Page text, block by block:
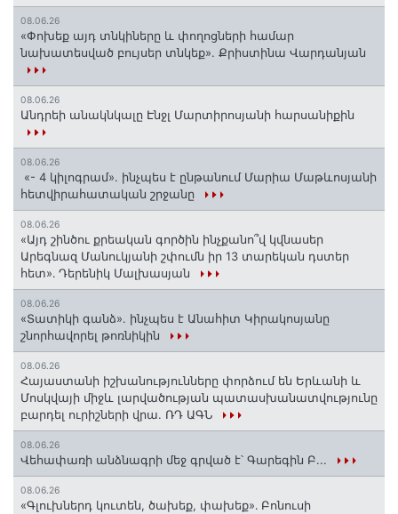
08.06.26
«Փոխեք այդ տնկիները և փողոցների համար
նախատեսված բույսեր տնկեք». Քրիստինա Վարդանյան
08.06.26
Անդրեի անակնկալը Էնջլ Մարտիրոսյանի հարսանիքին
08.06.26
«- 4 կիլոգրամ». ինչպես է ընթանում Մարիա Մաթևոսյանի
հետվիրահատական շրջանը
08.06.26
«Այդ շինծու քրեական գործին ինչքանո՞վ կվնասեր
Արեգնազ Մանուկյանի շփումն իր 13 տարեկան դստեր
հետ»․ Դերենիկ Մալխասյան
08.06.26
«Տատիկի գանձ». ինչպես է Անահիտ Կիրակոսյանը
շնորհավորել թոռնիկին
08.06.26
Հայաստանի իշխանությունները փորձում են Երևանի և
Մոսկվայի միջև լարվածության պատասխանատվությունը
բարդել ուրիշների վրա. ՌԴ ԱԳՆ
08.06.26
Վեհափառի անձնագրի մեջ գրված է՝ Գարեգին Բ...
08.06.26
«Գլուխներդ կուտեն, ծախեք, փախեք»․ Բոնուսի